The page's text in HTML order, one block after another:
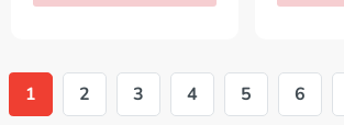
1 2 3 4 5 6